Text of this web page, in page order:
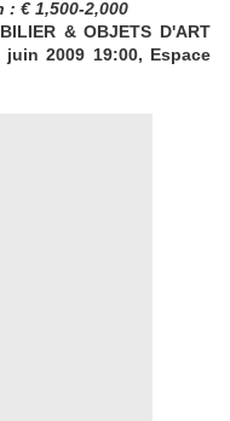
: € 1,500-2,000
& OBJETS D'ART
juin 2009 19:00, Espace